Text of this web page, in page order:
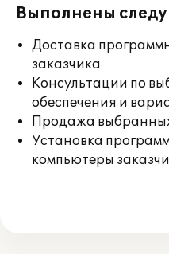
Выполнены
Доставка
заказчика
Консультации по
обеспечения и
Продажа
Установка
компьютеры